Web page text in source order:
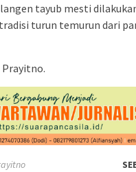
tayub mesti
turun temurun dari
Prayitno.